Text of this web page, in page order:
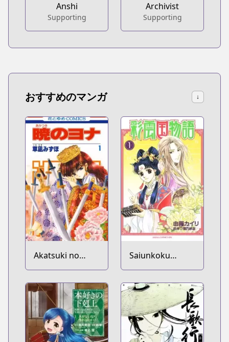
Anshi
Supporting
Archivist
Supporting
おすすめのマンガ ↓
Akatsuki no
Yona
Saiunkoku
Monogatari